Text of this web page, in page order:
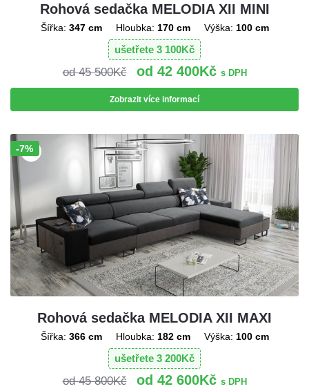
Rohová sedačka MELODIA XII MINI
Šířka: 347 cm Hloubka: 170 cm Výška: 100 cm
ušetřete 3 100Kč
45 500Kč 42 400Kč s DPH
Zobrazit více informací
Sleva!
-7%
Rohová sedačka MELODIA XII MAXI
Šířka: 366 cm Hloubka: 182 cm Výška: 100 cm
ušetřete 3 200Kč
45 800Kč 42 600Kč s DPH